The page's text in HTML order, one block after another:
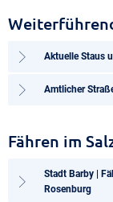
Aktuelle Staus
Amtlicher
Fähren im
Stadt Barby |
Rosenburg